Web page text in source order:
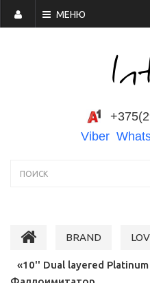
МЕНЮ
Viber
BRAND
«10'' Dual layered